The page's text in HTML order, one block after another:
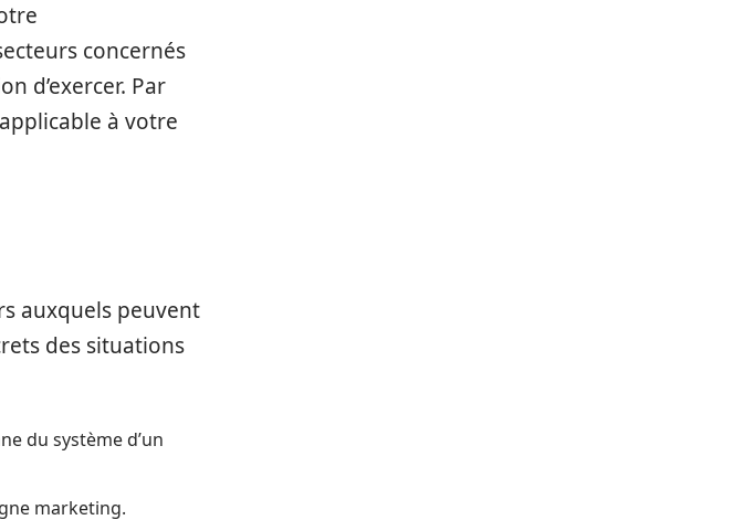
concernés
d’exercer. Par
à votre
auxquels peuvent
des situations
du système d’un
marketing.